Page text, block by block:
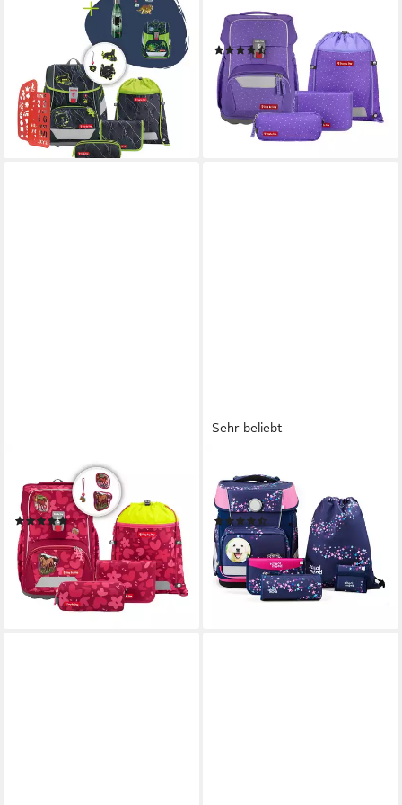
Schulranzen 2IN1 PLUS
„Danger Cat Chiko“, 9-teilig,
grün (6-teilig, 9-tlg)
249,99 € UVP 331,96 €
-25%
lieferbar - in 2-3 Werktagen bei dir
Schulranzen BASIS, 4-teilig
(4-teilig, 4-tlg)
(5)
142,99 € UVP199,99 €
-29%
lieferbar - in 2-3 Werktagen bei dir
+1
STEP BY STEP
Schulranzen Giant (5-tlg),
Polyester
(4)
ab 239,00 € 289,99 €
-18%
lieferbar - in 3-4 Werktagen bei dir
+3
Sehr beliebt
Schulranzen Champion Maxx
(6-tlg), Polyester
(27)
129,95 € UVP279,95 €
-54%
lieferbar - in 2-3 Werktagen bei dir